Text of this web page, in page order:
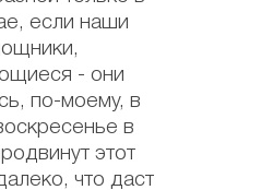
если наши
- они
по-моему, в
в
этот
что даст